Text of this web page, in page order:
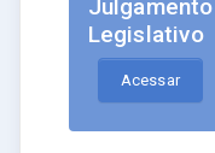
Legislativo
Acessar